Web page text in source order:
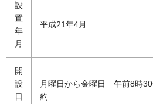
設
置
年
月
平成21年4月
開
設
日
月曜日から金曜日 午前8時
約